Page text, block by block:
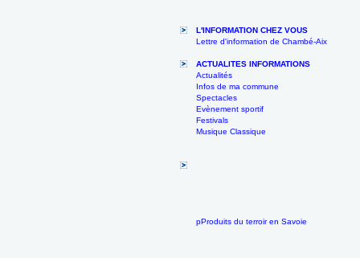
L'INFORMATION CHEZ VOUS
Lettre d'information de Chambé-Aix
ACTUALITES INFORMATIONS
Actualités
Infos de ma commune
Spectacles
Evènement sportif
Festivals
Musique Classique
pProduits du terroir en Savoie